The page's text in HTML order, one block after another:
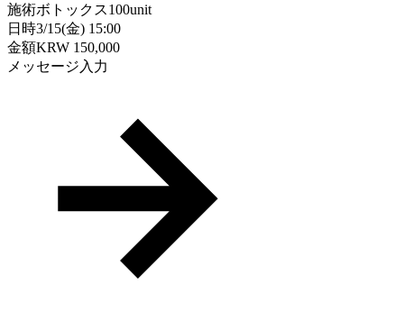
施術ボトックス100unit
日時3/15(金) 15:00
金額KRW 150,000
メッセージ入力